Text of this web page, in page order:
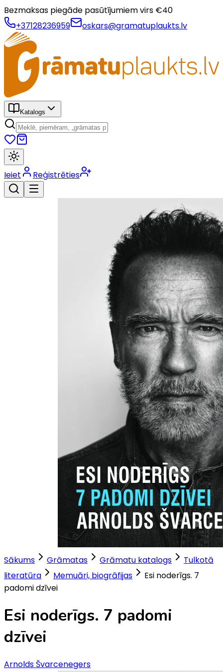
Bezmaksas piegāde pasūtījumiem virs €40
+37128236959
oskars@gramatuplaukts.lv
Katalogs
Ieiet Reģistrēties
Sākums Grāmatas Grāmatu katalogs
Tulkotā
literatūra
Memuāri, biogrāfijas
Esi noderīgs. 7
padomi dzīvei
Esi noderīgs. 7 padomi
dzīvei
Arnolds Švarcenegers